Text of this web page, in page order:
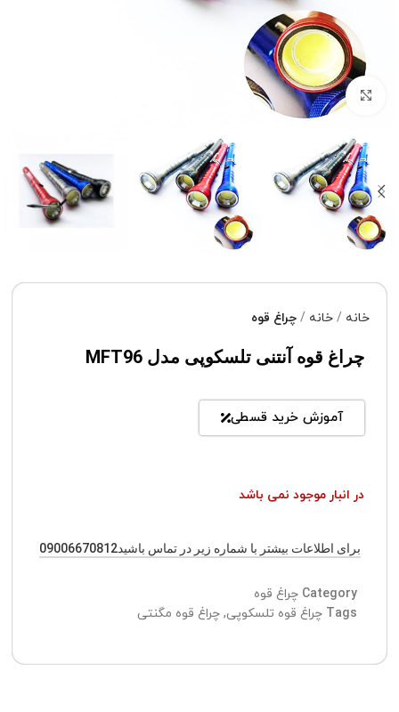
برای بزرگنمایی کلیک کنید
خانه خانه چراغ قوه
چراغ قوه آنتنی تلسکوپی مدل MFT96
آموزش خرید قسطی
در انبار موجود نمی باشد
برای اطلاعات بیشتر با شماره زیر در تماس باشید09006670812
Category چراغ قوه
Tags چراغ قوه تلسکوپی, چراغ قوه مگنتی